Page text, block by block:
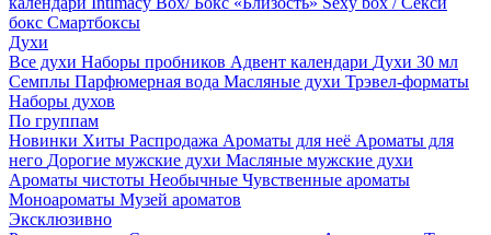
бокс Смартбоксы
Духи
Все духи Наборы пробников Адвент календари Духи 30 мл
Семплы Парфюмерная вода Масляные духи Трэвел-форматы
Наборы духов
По группам
Новинки Хиты Распродажа Ароматы для неё Ароматы для
него Дорогие мужские духи Масляные мужские духи
Ароматы чистоты Необычные Чувственные ароматы
Моноароматы Музей ароматов
Эксклюзивно